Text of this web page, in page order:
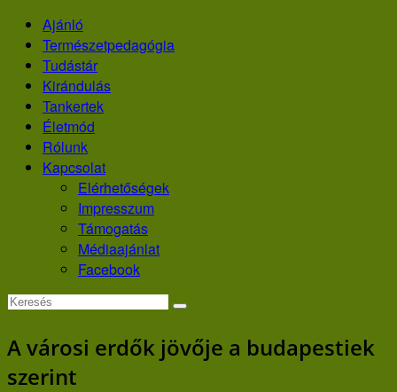
Skip
content
Ajánló
Természetpedagógia
Tudástár
Kirándulás
Tankertek
Életmód
Rólunk
Kapcsolat
Elérhetőségek
Impresszum
Támogatás
Médiaajánlat
Facebook
A városi erdők jövője a budapestiek
szerint